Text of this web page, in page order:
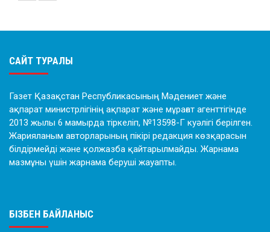
САЙТ ТУРАЛЫ
Газет Қазақстан Республикасының Мәдениет және
ақпарат министрлігінің ақпарат және мұрағат агенттігінде
2013 жылы 6 мамырда тіркеліп, №13598-Г куәлігі берілген.
Жарияланым авторларының пікірі редакция көзқарасын
білдірмейді және қолжазба қайтарылмайды. Жарнама
мазмұны үшін жарнама беруші жауапты.
БІЗБЕН БАЙЛАНЫС